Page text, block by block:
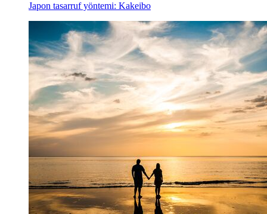
Japon tasarruf yöntemi: Kakeibo